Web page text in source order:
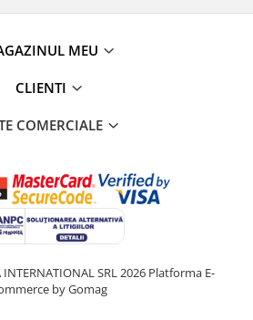
MEU
CLIENTI
COMERCIALE
SRL 2026 Platforma E-
by Gomag